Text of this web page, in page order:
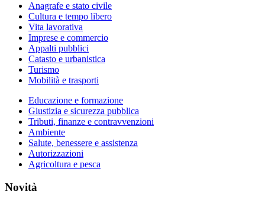
Anagrafe e stato civile
Cultura e tempo libero
Vita lavorativa
Imprese e commercio
Appalti pubblici
Catasto e urbanistica
Turismo
Mobilità e trasporti
Educazione e formazione
Giustizia e sicurezza pubblica
Tributi, finanze e contravvenzioni
Ambiente
Salute, benessere e assistenza
Autorizzazioni
Agricoltura e pesca
Novità